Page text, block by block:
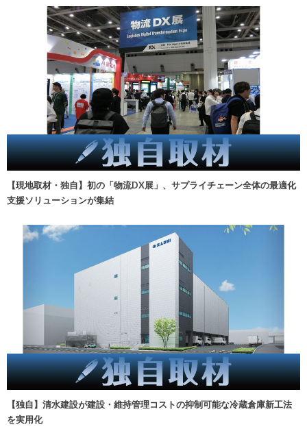
【現地取材・独自】初の「物流DX展」、サプライチェーン全体の最適化
支援ソリューションが集結
【独自】清水建設が建設・維持管理コストの抑制可能な冷蔵倉庫新工法
を実用化